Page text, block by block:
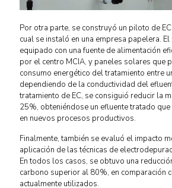
Por otra parte, se construyó un piloto de
cual se instaló en una empresa papelera.
equipado con una fuente de alimentación
por el centro MCIA, y paneles solares que
consumo energético del tratamiento entre
dependiendo de la conductividad del
tratamiento de EC, se consiguió reducir la
25%, obteniéndose un efluente tratado
en nuevos procesos productivos.
Finalmente, también se evaluó el impacto
aplicación de las técnicas de
En todos los casos, se obtuvo una
carbono superior al 80%, en comparación
actualmente utilizados.